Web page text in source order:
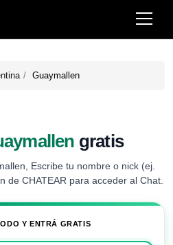
Guaymallen
gratis
Escribe tu nombre o nick (ej.
de CHATEAR para acceder al Chat.
Y ENTRÁ GRATIS